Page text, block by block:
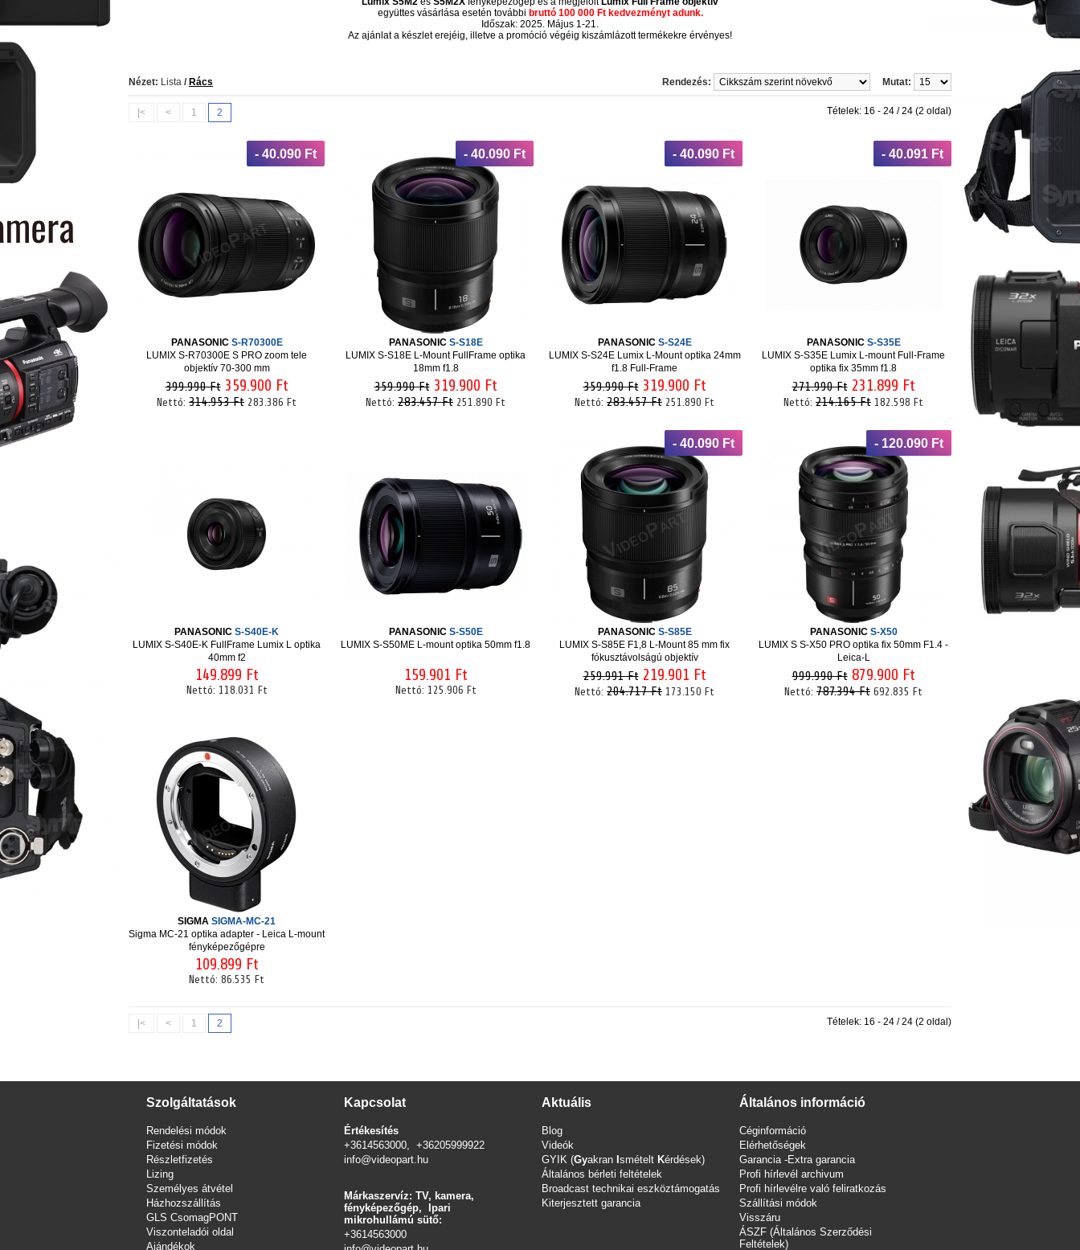
együttes vásárlása esetén további bruttó 100 000 Ft kedvezményt adunk.
Időszak: 2025. Május 1-21.
Az ajánlat a készlet erejéig, illetve a promóció végéig kiszámlázott termékekre érvényes!
Nézet: Lista / Rács Mutat:
Rendezés:
|< < 1 2 Tételek: 16 - 24 / 24 (2 oldal)
- 40.090 Ft
PANASONIC S-R70300E
LUMIX S-R70300E S PRO zoom tele
objektív 70-300 mm
399.990 Ft 359.900 Ft
Nettó: 314.953 Ft 283.386 Ft
- 40.090 Ft
PANASONIC S-S18E
LUMIX S-S18E L-Mount FullFrame optika
18mm f1.8
359.990 Ft 319.900 Ft
Nettó: 283.457 Ft 251.890 Ft
- 40.090 Ft
PANASONIC S-S24E
LUMIX S-S24E Lumix L-Mount optika 24mm
f1.8 Full-Frame
359.990 Ft 319.900 Ft
Nettó: 283.457 Ft 251.890 Ft
- 40.091 Ft
PANASONIC S-S35E
LUMIX S-S35E Lumix L-mount Full-Frame
optika fix 35mm f1.8
271.990 Ft 231.899 Ft
Nettó: 214.165 Ft 182.598 Ft
PANASONIC S-S40E-K
LUMIX S-S40E-K FullFrame Lumix L optika
40mm f2
149.899 Ft
Nettó: 118.031 Ft
PANASONIC S-S50E
LUMIX S-S50ME L-mount optika 50mm f1.8
159.901 Ft
Nettó: 125.906 Ft
- 40.090 Ft
PANASONIC S-S85E
LUMIX S-S85E F1,8 L-Mount 85 mm fix
fókusztávolságú objektív
259.991 Ft 219.901 Ft
Nettó: 204.717 Ft 173.150 Ft
- 120.090 Ft
PANASONIC S-X50
LUMIX S S-X50 PRO optika fix 50mm F1.4 -
Leica-L
999.990 Ft 879.900 Ft
Nettó: 787.394 Ft 692.835 Ft
SIGMA SIGMA-MC-21
Sigma MC-21 optika adapter - Leica L-mount
fényképezőgépre
109.899 Ft
Nettó: 86.535 Ft
|< < 1 2 Tételek: 16 - 24 / 24 (2 oldal)
Szolgáltatások
Rendelési módok
Fizetési módok
Részletfizetés
Lizing
Személyes átvétel
Házhozszállítás
GLS CsomagPONT
Viszonteladói oldal
Ajándékok
Kapcsolat
Értékesítés
+3614563000, +36205999922
info@videopart.hu
Márkaszervíz: TV, kamera,
fényképezőgép, Ipari
mikrohullámú sütő:
+3614563000
Aktuális
Blog
Videók
GYIK (Gyakran smételt Kérdések)
Általános bérleti feltételek
Broadcast technikai eszköztámogatás
Kiterjesztett garancia
Általános információ
Céginformáció
Elérhetőségek
Garancia -Extra garancia
Profi hírlevél archivum
Profi hírlevélre való feliratkozás
Szállítási módok
Visszáru
ÁSZF (Általános Szerződési
Feltételek)